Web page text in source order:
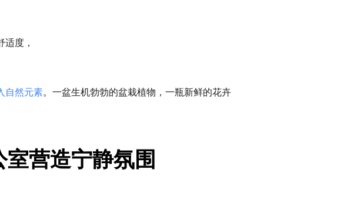
适度，
自然元素。一盆生机勃勃的盆栽植物，一瓶新鲜的花卉
营造宁静氛围